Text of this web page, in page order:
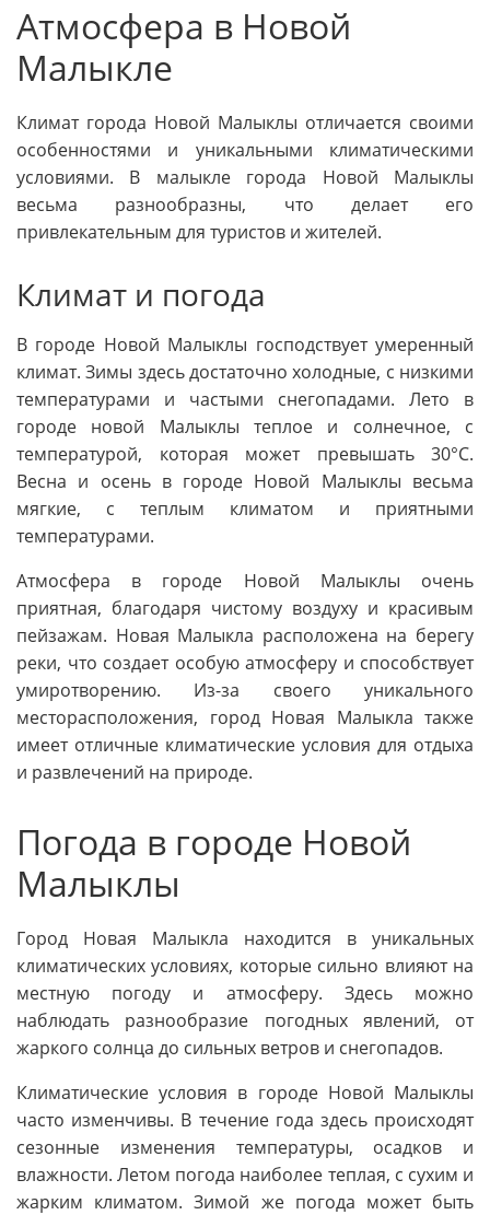
Атмосфера в Новой
Малыкле
Климат города Новой Малыклы отличается своими
особенностями и уникальными климатическими
условиями. В малыкле города Новой Малыклы
весьма разнообразны, что делает его
привлекательным для туристов и жителей.
Климат и погода
В городе Новой Малыклы господствует умеренный
климат. Зимы здесь достаточно холодные, с низкими
температурами и частыми снегопадами. Лето в
городе новой Малыклы теплое и солнечное, с
температурой, которая может превышать 30°C.
Весна и осень в городе Новой Малыклы весьма
мягкие, с теплым климатом и приятными
температурами.
Атмосфера в городе Новой Малыклы очень
приятная, благодаря чистому воздуху и красивым
пейзажам. Новая Малыкла расположена на берегу
реки, что создает особую атмосферу и способствует
умиротворению. Из-за своего уникального
месторасположения, город Новая Малыкла также
имеет отличные климатические условия для отдыха
и развлечений на природе.
Погода в городе Новой
Малыклы
Город Новая Малыкла находится в уникальных
климатических условиях, которые сильно влияют на
местную погоду и атмосферу. Здесь можно
наблюдать разнообразие погодных явлений, от
жаркого солнца до сильных ветров и снегопадов.
Климатические условия в городе Новой Малыклы
часто изменчивы. В течение года здесь происходят
сезонные изменения температуры, осадков и
влажности. Летом погода наиболее теплая, с сухим и
жарким климатом. Зимой же погода может быть